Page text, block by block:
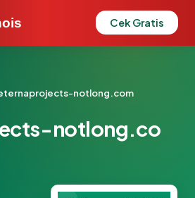
Cek Gratis
notlong.com
notlong.co